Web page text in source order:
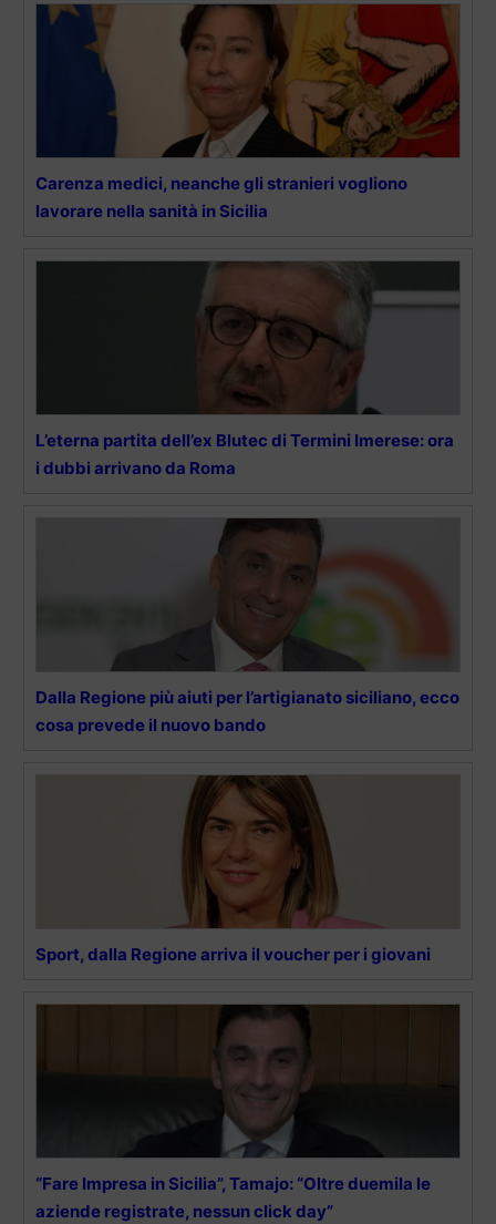
Carenza medici, neanche gli stranieri vogliono
lavorare nella sanità in Sicilia
L’eterna partita dell’ex Blutec di Termini Imerese: ora
i dubbi arrivano da Roma
Dalla Regione più aiuti per l’artigianato siciliano, ecco
cosa prevede il nuovo bando
Sport, dalla Regione arriva il voucher per i giovani
“Fare Impresa in Sicilia”, Tamajo: “Oltre duemila le
aziende registrate, nessun click day”